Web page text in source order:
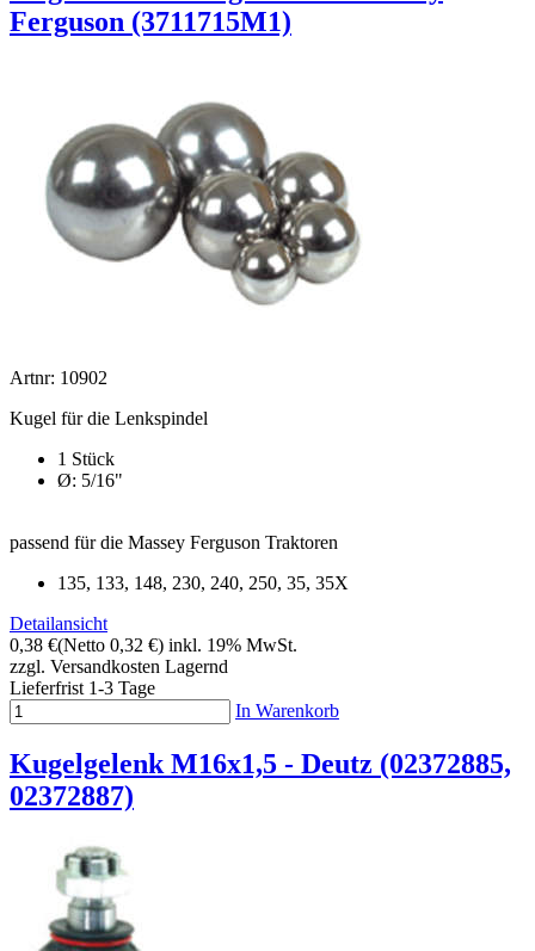
Ferguson (3711715M1)
Artnr: 10902
Kugel für die Lenkspindel
1 Stück
Ø: 5/16"
passend für die Massey Ferguson Traktoren
135, 133, 148, 230, 240, 250, 35, 35X
Detailansicht
0,38 €(Netto 0,32 €) inkl. 19% MwSt.
zzgl. Versandkosten Lagernd
Lieferfrist 1-3 Tage
In Warenkorb
Kugelgelenk M16x1,5 - Deutz (02372885,
02372887)